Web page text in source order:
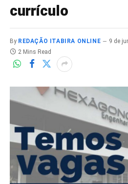
currículo
By REDAÇÃO ITABIRA ONLINE
9 de
2 Mins Read